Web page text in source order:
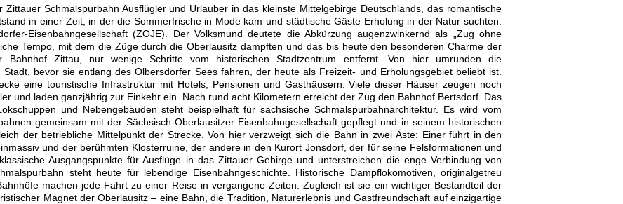
Schmalspurbahn Ausflügler und Urlauber in das kleinste Mittelgebirge Deutschlands, das romantische
in einer Zeit, in der die Sommerfrische in Mode kam und städtische Gäste Erholung in der Natur suchten.
Eisenbahngesellschaft (ZOJE). Der Volksmund deutete die Abkürzung augenzwinkernd als „Zug ohne
Tempo, mit dem die Züge durch die Oberlausitz dampften und das bis heute den besonderen Charme der
Bahnhof Zittau, nur wenige Schritte vom historischen Stadtzentrum entfernt. Von hier umrunden die
bevor sie entlang des Olbersdorfer Sees fahren, der heute als Freizeit- und Erholungsgebiet beliebt ist.
eine touristische Infrastruktur mit Hotels, Pensionen und Gasthäusern. Viele dieser Häuser zeugen noch
und laden ganzjährig zur Einkehr ein. Nach rund acht Kilometern erreicht der Zug den Bahnhof Bertsdorf. Das
und Nebengebäuden steht beispielhaft für sächsische Schmalspurbahnarchitektur. Es wird vom
gemeinsam mit der Sächsisch-Oberlausitzer Eisenbahngesellschaft gepflegt und in seinem historischen
der betriebliche Mittelpunkt der Strecke. Von hier verzweigt sich die Bahn in zwei Äste: Einer führt in den
und der berühmten Klosterruine, der andere in den Kurort Jonsdorf, der für seine Felsformationen und
Ausgangspunkte für Ausflüge in das Zittauer Gebirge und unterstreichen die enge Verbindung von
steht heute für lebendige Eisenbahngeschichte. Historische Dampflokomotiven, originalgetreu
machen jede Fahrt zu einer Reise in vergangene Zeiten. Zugleich ist sie ein wichtiger Bestandteil der
Magnet der Oberlausitz – eine Bahn, die Tradition, Naturerlebnis und Gastfreundschaft auf einzigartige